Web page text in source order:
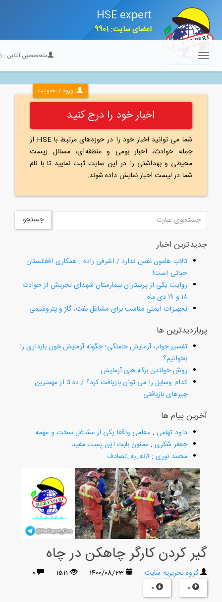
HSE expert
اعضای سایت: 9901
| ورود / عضویت
متخصصین آنلاین :21
Toggle
navigation
اخبار خود را درج کنید
شما می توانید اخبار خود را در حوزه‌های مرتبط با HSE از
جمله حوادث، اخبار بومی و منطقه‌ای، مسائل زیست
محیطی و بهداشتی را در این سایت ثبت نمایید تا با نام
شما در لیست اخبار نمایش داده شوند.
جستجو
جدیدترین اخبار
تالاب هامون نفس ندارد / اشرفی زاده : همکاری افغانستان
حیاتی است!
روایت یکی از پرستاران بیمارستان شهدای تجریش از حوادث
تجهیزات ایمنی مناسب برای مشاغل نفت، گاز و پتروشیمی
پربازدیدترین ها
تفسیر جواب آزمایش حاملگی؛ چگونه آزمایش خون بارداری را
بخوانیم؟
روش خواندن برگه های آزمایش
کدام وسایل را می توان بازیافت کرد؟ / ده تا از مهمترین
چیزهای بازیافتی
آخرین پیام ها
داود تهامی:معلمی واقعا یکی از مشاغل سخت و مهمه
جعفر شکری:ممنون بابت این پست مفید
محمد نوری:#نه_به_تصادف
گیر کردن کارگر چاهکن در چاه
گروه تحریریه سایت 1400/08/23
1511
0
0
0